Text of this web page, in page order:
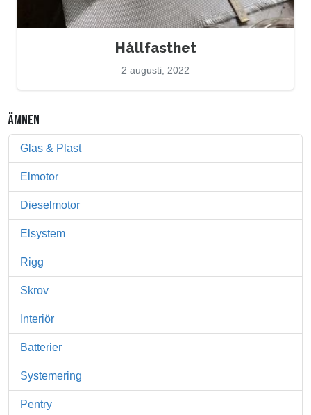
Hållfasthet
2 augusti, 2022
ÄMNEN
Glas & Plast
Elmotor
Dieselmotor
Elsystem
Rigg
Skrov
Interiör
Batterier
Systemering
Pentry